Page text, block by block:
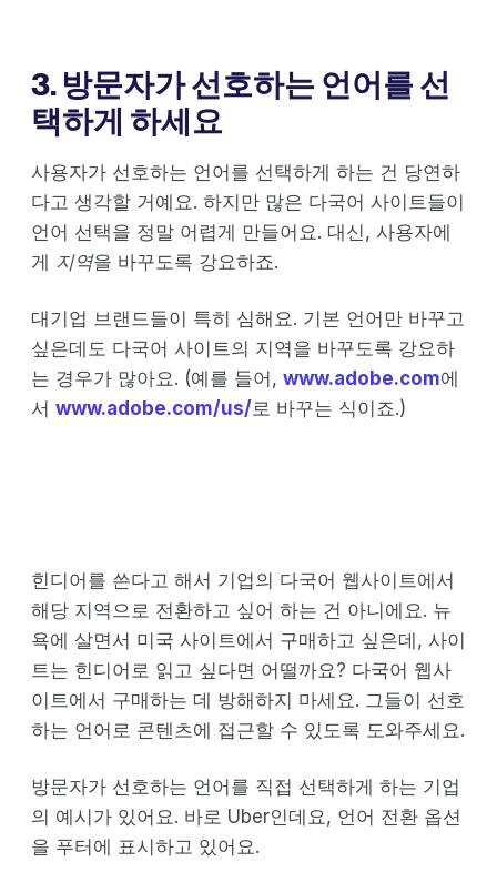
3. 방문자가 선호하는 언어를 선
택하게 하세요
사용자가 선호하는 언어를 선택하게 하는 건 당연하
다고 생각할 거예요. 하지만 많은 다국어 사이트들이
언어 선택을 정말 어렵게 만들어요. 대신, 사용자에
게 지역을 바꾸도록 강요하죠.
대기업 브랜드들이 특히 심해요. 기본 언어만 바꾸고
싶은데도 다국어 사이트의 지역을 바꾸도록 강요하
는 경우가 많아요. (예를 들어, www.adobe.com에
서 www.adobe.com/us/로 바꾸는 식이죠.)
힌디어를 쓴다고 해서 기업의 다국어 웹사이트에서
해당 지역으로 전환하고 싶어 하는 건 아니에요. 뉴
욕에 살면서 미국 사이트에서 구매하고 싶은데, 사이
트는 힌디어로 읽고 싶다면 어떨까요? 다국어 웹사
이트에서 구매하는 데 방해하지 마세요. 그들이 선호
하는 언어로 콘텐츠에 접근할 수 있도록 도와주세요.
방문자가 선호하는 언어를 직접 선택하게 하는 기업
의 예시가 있어요. 바로 Uber인데요, 언어 전환 옵션
을 푸터에 표시하고 있어요.